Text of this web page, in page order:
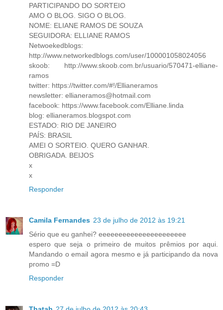
PARTICIPANDO DO SORTEIO
AMO O BLOG. SIGO O BLOG.
NOME: ELIANE RAMOS DE SOUZA
SEGUIDORA: ELLIANE RAMOS
Netwoekedblogs:
http://www.networkedblogs.com/user/100001058024056
skoob: http://www.skoob.com.br/usuario/570471-elliane-
ramos
twitter: https://twitter.com/#!/Ellianeramos
newsletter: ellianeramos@hotmail.com
facebook: https://www.facebook.com/Elliane.linda
blog: ellianeramos.blogspot.com
ESTADO: RIO DE JANEIRO
PAÍS: BRASIL
AMEI O SORTEIO. QUERO GANHAR.
OBRIGADA. BEIJOS
x
x
Responder
Camila Fernandes 23 de julho de 2012 às 19:21
Sério que eu ganhei? eeeeeeeeeeeeeeeeeeeeee
espero que seja o primeiro de muitos prêmios por aqui.
Mandando o email agora mesmo e já participando da nova
promo =D
Responder